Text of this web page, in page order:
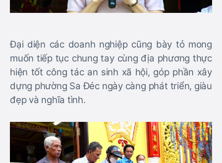
Đại diện các doanh nghiệp cũng bày tỏ mong
muốn tiếp tục chung tay cùng địa phương thực
hiện tốt công tác an sinh xã hội, góp phần xây
dựng phường Sa Đéc ngày càng phát triển, giàu
đẹp và nghĩa tình.